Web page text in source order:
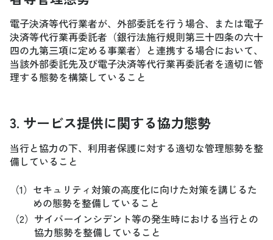
電子決済等代行業者が、外部委託を行う場合、または電子
決済等代行業再委託者（銀行法施行規則第三十四条の六十
四の九第三項に定める事業者）と連携する場合において、
当該外部委託先及び電子決済等代行業再委託者を適切に管
理する態勢を構築していること
3. サービス提供に関する協力態勢
当行と協力の下、利用者保護に対する適切な管理態勢を整
備していること
（1） セキュリティ対策の高度化に向けた対策を講じるた
めの態勢を整備していること
（2） サイバーインシデント等の発生時における当行との
協力態勢を整備していること